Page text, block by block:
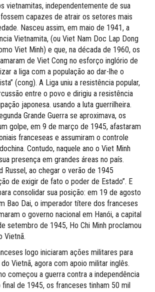
vietnamitas, independentemente de sua
capazes de atrair os setores mais
Nasceu assim, em maio de 1941, a
Vietnamita, (ou Viet Nam Doc Lap Dong
Viet Minh) e que, na década de 1960, os
de Viet Cong no esforço inglório de
a liga com a população ao dar-lhe o
(cong). A Liga uniu a resistência popular,
entre o povo e dirigiu a resistência
japonesa. usando a luta guerrilheira.
Grande Guerra se aproximava, os
golpe, em 9 de março de 1945, afastaram
franceseas e assumiram o controle
Contudo, naquele ano o Viet Minh
presença em grandes áreas no país.
Russel, ao chegar o verão de 1945
de exigir de fato o poder de Estado”. E
consolidar sua posição: em 19 de agosto
Bao Dai, o imperador títere dos franceses
o governo nacional em Hanói, a capital
setembro de 1945, Ho Chi Minh proclamou
Vietnã.
logo iniciaram ações militares para
Vietnã, agora com apoio militar inglês.
começou a guerra contra a independência
final de 1945, os franceses tinham 50 mil